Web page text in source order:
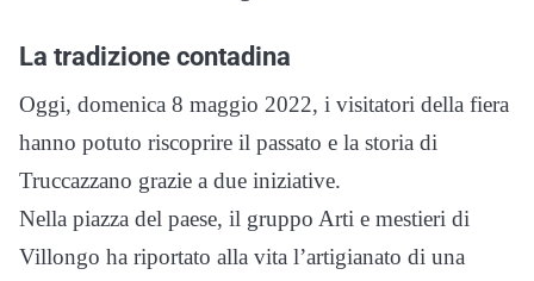
La tradizione contadina
Oggi, domenica 8 maggio 2022, i visitatori della fiera
hanno potuto riscoprire il passato e la storia di
Truccazzano grazie a due iniziative.
Nella piazza del paese, il gruppo Arti e mestieri di
Villongo ha riportato alla vita l’artigianato di una